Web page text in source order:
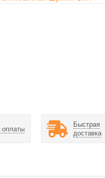
Быстрая
доставка